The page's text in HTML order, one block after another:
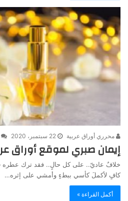
محرري أوراق عربية 22 سبتمبر، 2020
إيمان صبري لموقع أوراق
خلافٌ عاديّ.. على كل حالٍ.. فقد ترك عطره
كافٍ لأكملَ كأسي ببطءٍ وأمشي على إثره…
أكمل القراءة »